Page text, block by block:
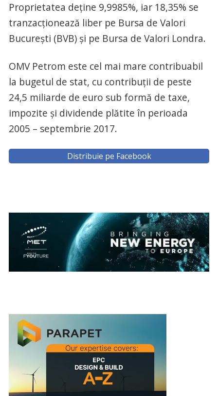
Proprietatea deţine 9,9985%, iar 18,35% se
tranzacţionează liber pe Bursa de Valori
Bucureşti (BVB) şi pe Bursa de Valori Londra.
OMV Petrom este cel mai mare contribuabil
la bugetul de stat, cu contribuţii de peste
24,5 miliarde de euro sub formă de taxe,
impozite şi dividende plătite în perioada
2005 – septembrie 2017.
Distribuie pe Facebook